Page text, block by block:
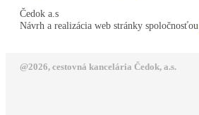
Čedok a.s
Návrh a realizácia web stránky spoločnosťou
@2026, cestovná kancelária Čedok, a.s.